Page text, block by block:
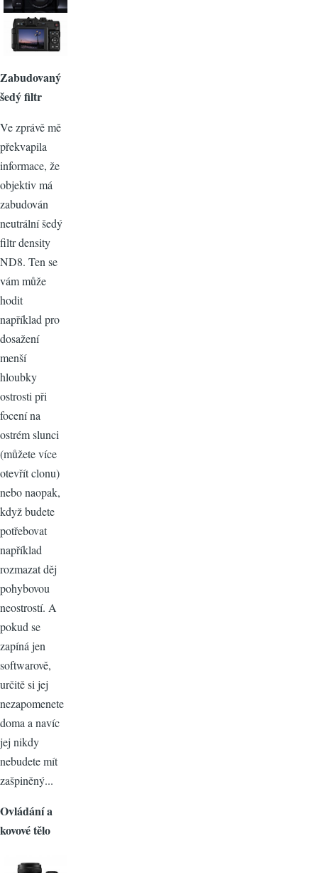
Zabudovaný
šedý filtr
Ve zprávě mě
překvapila
informace, že
objektiv má
zabudován
neutrální šedý
filtr density
ND8. Ten se
vám může
hodit
například pro
dosažení
menší
hloubky
ostrosti při
focení na
ostrém slunci
(můžete více
otevřít clonu)
nebo naopak,
když budete
potřebovat
například
rozmazat děj
pohybovou
neostrostí. A
pokud se
zapíná jen
softwarově,
určitě si jej
nezapomenete
doma a navíc
jej nikdy
nebudete mít
zašpiněný...
Ovládání a
kovové tělo